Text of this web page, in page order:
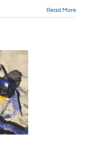
Read More